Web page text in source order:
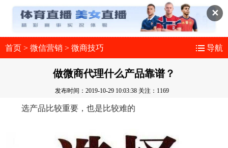
✕
首页 > 微信营销 > 微商技巧 导航
做微商代理什么产品靠谱？
发布时间：2019-10-29 10:03:38 关注：1169
选产品比较重要，也是比较难的